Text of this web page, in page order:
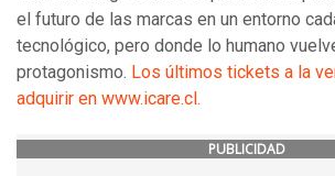
el futuro de las marcas en un entorno
tecnológico, pero donde lo humano
protagonismo. Los últimos tickets a la
adquirir en www.icare.cl.
PUBLICIDAD